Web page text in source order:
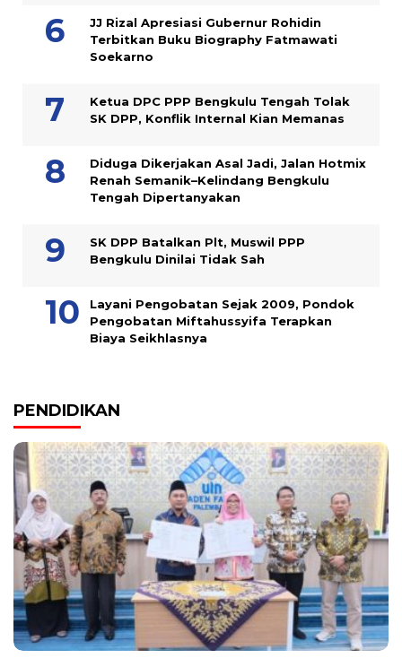
JJ Rizal Apresiasi Gubernur Rohidin
Terbitkan Buku Biography Fatmawati
Soekarno
Ketua DPC PPP Bengkulu Tengah Tolak
SK DPP, Konflik Internal Kian Memanas
Diduga Dikerjakan Asal Jadi, Jalan Hotmix
Renah Semanik–Kelindang Bengkulu
Tengah Dipertanyakan
SK DPP Batalkan Plt, Muswil PPP
Bengkulu Dinilai Tidak Sah
Layani Pengobatan Sejak 2009, Pondok
Pengobatan Miftahussyifa Terapkan
Biaya Seikhlasnya
PENDIDIKAN